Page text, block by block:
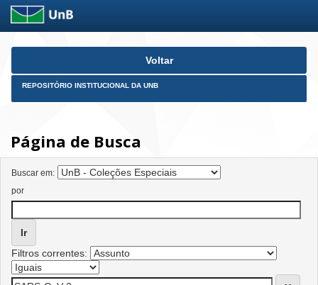
Skip
Voltar
REPOSITÓRIO INSTITUCIONAL DA UNB
Página de Busca
Buscar em:
por
Filtros correntes: